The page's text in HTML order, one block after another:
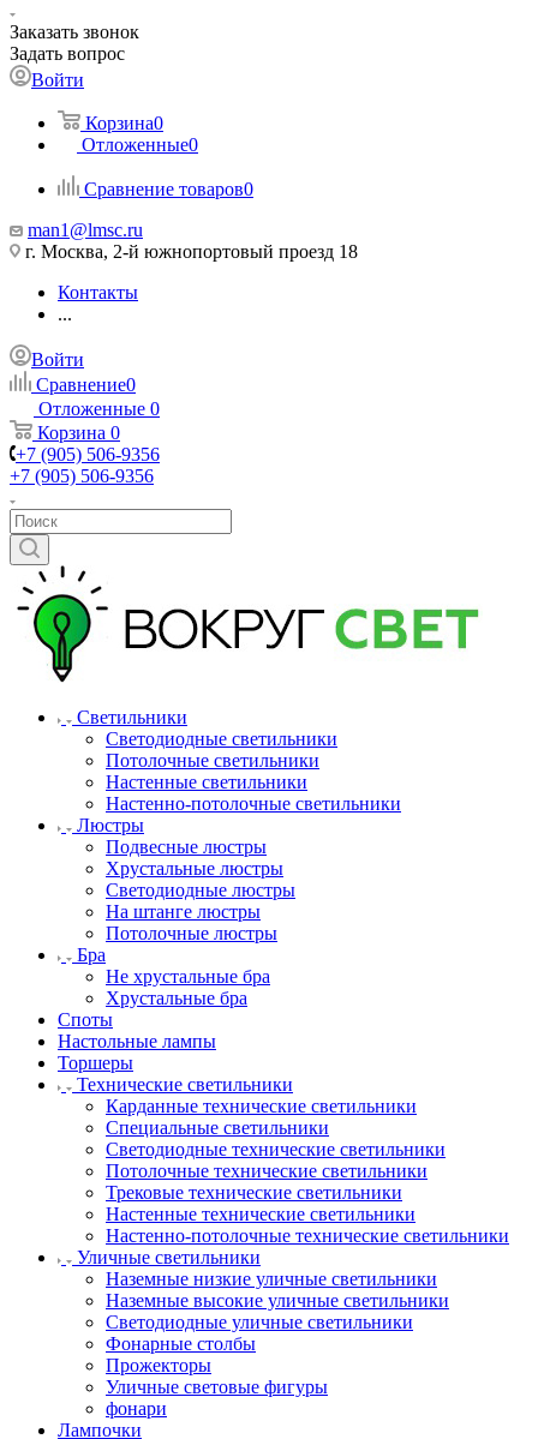
Заказать звонок
Задать вопрос
Войти
Корзина0
Отложенные0
Сравнение товаров0
man1@lmsc.ru
г. Москва, 2-й южнопортовый проезд 18
Контакты
...
Войти
Сравнение0
Отложенные 0
Корзина 0
+7 (905) 506-9356
+7 (905) 506-9356
Светильники
Светодиодные светильники
Потолочные светильники
Настенные светильники
Настенно-потолочные светильники
Люстры
Подвесные люстры
Хрустальные люстры
Светодиодные люстры
На штанге люстры
Потолочные люстры
Бра
Не хрустальные бра
Хрустальные бра
Споты
Настольные лампы
Торшеры
Технические светильники
Карданные технические светильники
Специальные светильники
Светодиодные технические светильники
Потолочные технические светильники
Трековые технические светильники
Настенные технические светильники
Настенно-потолочные технические светильники
Уличные светильники
Наземные низкие уличные светильники
Наземные высокие уличные светильники
Светодиодные уличные светильники
Фонарные столбы
Прожекторы
Уличные световые фигуры
фонари
Лампочки